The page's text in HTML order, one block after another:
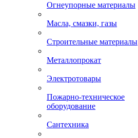
Огнеупорные материалы
Масла, смазки, газы
Строительные материалы
Металлопрокат
Электротовары
Пожарно-техническое
оборудование
Сантехника